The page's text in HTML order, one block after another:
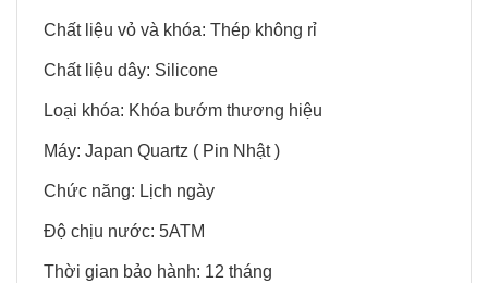
Chất liệu vỏ và khóa: Thép không rỉ
Chất liệu dây: Silicone
Loại khóa: Khóa bướm thương hiệu
Máy: Japan Quartz ( Pin Nhật )
Chức năng: Lịch ngày
Độ chịu nước: 5ATM
Thời gian bảo hành: 12 tháng